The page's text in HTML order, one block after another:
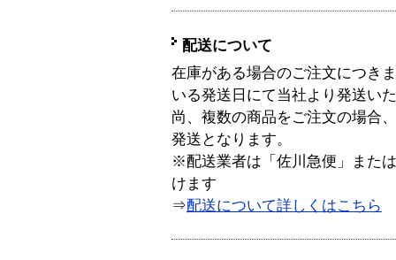
配送について
在庫がある場合のご注文につき
いる発送日にて当社より発送い
尚、複数の商品をご注文の場合
発送となります。
※配送業者は「佐川急便」また
けます
⇒配送について詳しくはこちら